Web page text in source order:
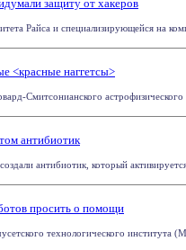
защиту от хакеров
Райса и специализирующейся на
<красные наггетсы>
Смитсонианского
антибиотик
антибиотик, который
просить о помощи
технологического